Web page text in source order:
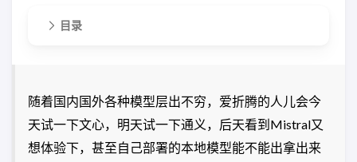
目录
随着国内国外各种模型层出不穷，爱折腾的人儿会今
天试一下文心，明天试一下通义，后天看到Mistral又
想体验下，甚至自己部署的本地模型能不能出拿出来